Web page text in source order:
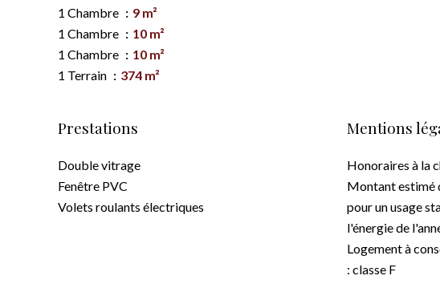
1 Chambre
9 m²
1 Chambre
10 m²
1 Chambre
10 m²
1 Terrain
374 m²
Prestations
Double vitrage
Fenêtre PVC
Volets roulants électriques
Mentions
Honoraires à la
Montant estimé
pour un usage
l'énergie de
Logement à
: classe F